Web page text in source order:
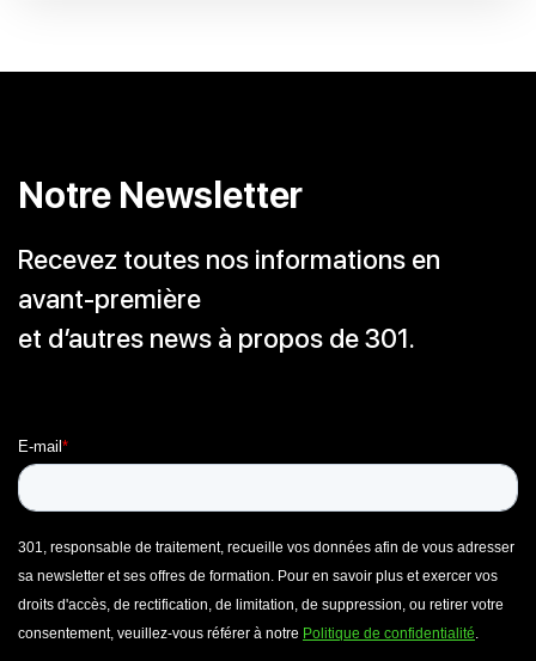
Notre Newsletter
Recevez toutes nos informations en
avant-première
et d’autres news à propos de 301.